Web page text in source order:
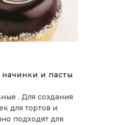
и пасты
. Для создания
для тортов и
подходят для